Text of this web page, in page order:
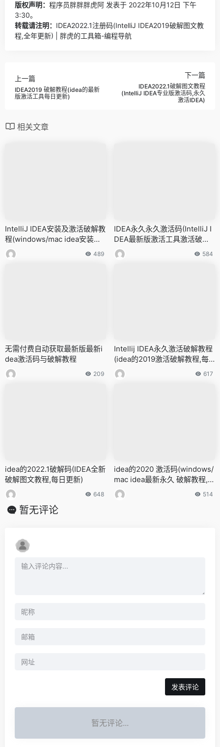
版权声明： 程序员胖胖胖虎阿 发表于 2022年10月12日 下午
3:30。
转载请注明： IDEA2022.1注册码(IntelliJ IDEA2019破解图文教
程,全年更新) | 胖虎的工具箱-编程导航
上一篇
IDEA2019 破解教程(idea的最新
版激活工具每日更新)
下一篇
IDEA2022.1破解图文教程
(IntelliJ IDEA专业版激活码,永久
激活IDEA)
相关文章
IntelliJ IDEA安装及激活破解教
程(windows/mac idea安装及
注册码,永久有效)
489
IDEA永久永久激活码(IntelliJ I
DEA最新版激活工具激活破解
教程)
584
无需付费自动获取最新版最新i
dea激活码与破解教程
209
Intellij IDEA永久激活破解教程
(idea的2019激活破解教程,每
日更新)
617
idea的2022.1破解码(IDEA全新
破解图文教程,每日更新)
648
idea的2020 激活码(windows/
mac idea最新永久 破解教程,激
活至2099年)
514
暂无评论
暂无评论...